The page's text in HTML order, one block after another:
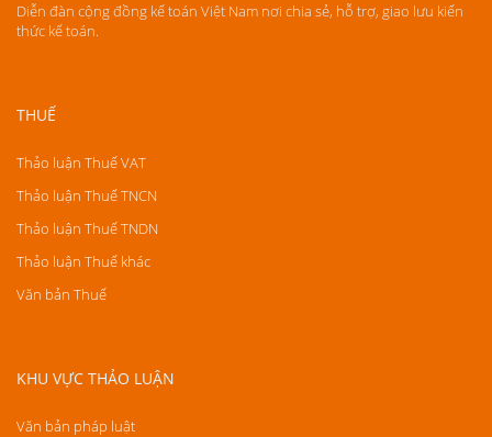
Diễn đàn cộng đồng kế toán Việt Nam nơi chia sẻ, hỗ trợ, giao lưu kiến
thức kế toán.
THUẾ
Thảo luận Thuế VAT
Thảo luận Thuế TNCN
Thảo luận Thuế TNDN
Thảo luận Thuế khác
Văn bản Thuế
KHU VỰC THẢO LUẬN
Văn bản pháp luật